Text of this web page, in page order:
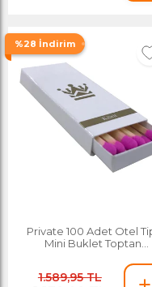
%28 İndirim
Private 100 Adet Otel
Mini Buklet Toptan
Kibrit Taç Baskılı
1.589,95 TL